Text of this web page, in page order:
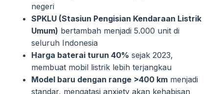
negeri
SPKLU (Stasiun Pengisian Kendaraan Listrik
Umum) bertambah menjadi 5.000 unit di
seluruh Indonesia
Harga baterai turun 40% sejak 2023,
membuat mobil listrik lebih terjangkau
Model baru dengan range >400 km menjadi
standar, mengatasi anxiety akan kehabisan